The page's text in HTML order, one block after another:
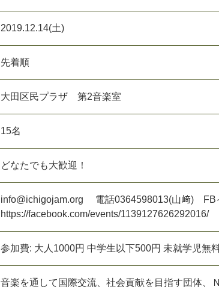
2019.12.14(土)
先着順
大田 区民プラザ 第2音楽室
15名
どなたでも大歓迎 ！
info@ichigojam.org 電話0364598013(山﨑) FB
https://facebook.com/events/1139127626292016/
参加費: 大 人 1000円 中学生 以下500円 未就学 児無
音楽を通 して 国 際交流 社会貢献を 目 指す団体 Ｎ